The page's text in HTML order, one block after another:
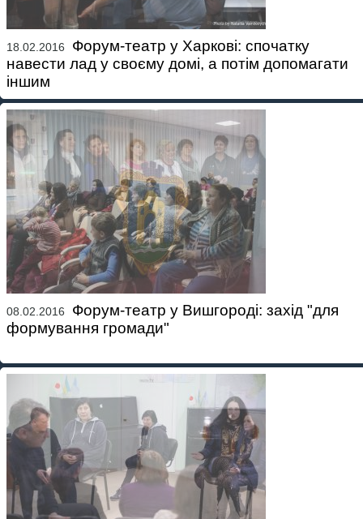
18.02.2016
Форум-театр у Харкові: спочатку
навести лад у своєму домі, а потім допомагати
іншим
08.02.2016
Форум-театр у Вишгороді: захід "для
формування громади"